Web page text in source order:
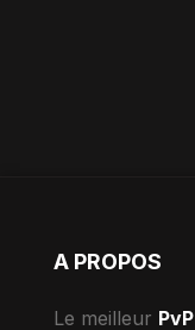
A PROPOS
Le meilleur PvP